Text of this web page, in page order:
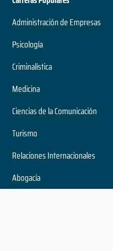
Administración de Empresas
Psicología
Criminalística
Medicina
Ciencias de la Comunicación
Turismo
Relaciones Internacionales
Abogacía